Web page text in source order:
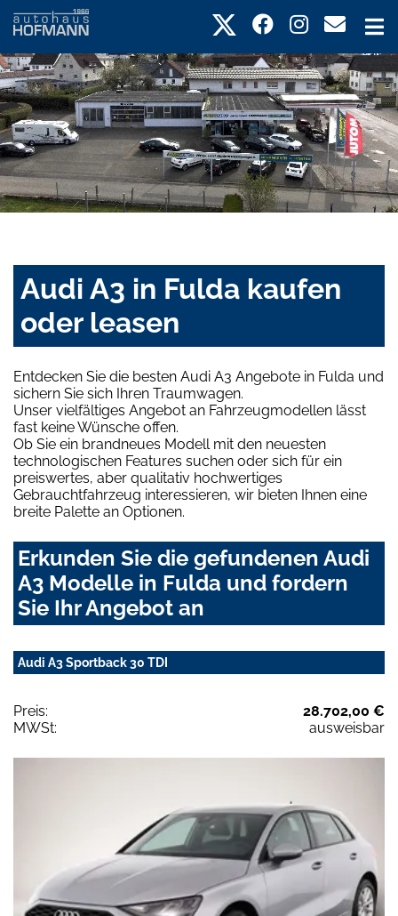
Audi A3 in Fulda kaufen
oder leasen
Entdecken Sie die besten Audi A3 Angebote in Fulda und
sichern Sie sich Ihren Traumwagen.
Unser vielfältiges Angebot an Fahrzeugmodellen lässt
fast keine Wünsche offen.
Ob Sie ein brandneues Modell mit den neuesten
technologischen Features suchen oder sich für ein
preiswertes, aber qualitativ hochwertiges
Gebrauchtfahrzeug interessieren, wir bieten Ihnen eine
breite Palette an Optionen.
Erkunden Sie die gefundenen Audi
A3 Modelle in Fulda und fordern
Sie Ihr Angebot an
Audi A3 Sportback 30 TDI
Preis:
28.702,00 €
MWSt:
ausweisbar